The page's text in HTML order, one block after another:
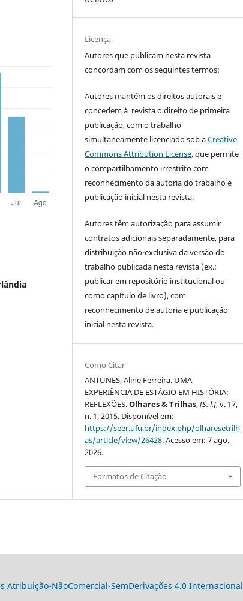
Licença
Autores que publicam nesta revista
concordam com os seguintes termos:
Autores mantêm os direitos autorais e
concedem à revista o direito de primeira
publicação, com o trabalho
simultaneamente licenciado sob aCreative
Commons Attribution License, que permite
o compartilhamento irrestrito com
reconhecimento da autoria do trabalho e
publicação inicial nesta revista.
Autores têm autorização para assumir
contratos adicionais separadamente, para
distribuição não-exclusiva da versão do
trabalho publicada nesta revista (ex.:
publicar em repositório institucional ou
como capítulo de livro), com
reconhecimento de autoria e publicação
inicial nesta revista.
Como Citar
ANTUNES, Aline Ferreira. UMA
EXPERIÊNCIA DE ESTÁGIO EM HISTÓRIA:
REFLEXÕES.Olhares & Trilhas,[S. l.], v. 17,
n. 1, 2015. Disponível em:
https://seer.ufu.br/index.php/olharesetrilh
as/article/view/26428. Acesso em: 7 ago.
2026.
Formatos de Citação
Atribuição-NãoComercial-SemDerivações 4.0 Internacional